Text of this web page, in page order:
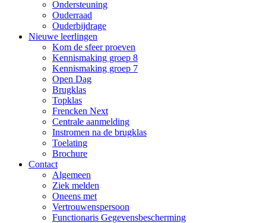
Ondersteuning
Ouderraad
Ouderbijdrage
Nieuwe leerlingen
Kom de sfeer proeven
Kennismaking groep 8
Kennismaking groep 7
Open Dag
Brugklas
Topklas
Frencken Next
Centrale aanmelding
Instromen na de brugklas
Toelating
Brochure
Contact
Algemeen
Ziek melden
Oneens met
Vertrouwenspersoon
Functionaris Gegevensbescherming